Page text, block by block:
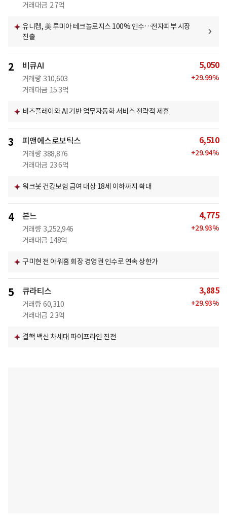
거래대금 2.7억
유니켐, 美 루미아 테크놀로지스 100% 인수…전자피부 시장
진출
2 비큐AI
거래량 310,603
거래대금 15.3억
5,050
+29.99%
비즈플레이와 AI 기반 업무자동화 서비스 전략적 제휴
3 피앤에스로보틱스
거래량 388,876
거래대금 23.6억
6,510
+29.94%
워크봇 건강보험 급여 대상 18세 이하까지 확대
4 본느
거래량 3,252,946
거래대금 148억
4,775
+29.93%
구미현 전 아워홈 회장 경영권 인수로 연속 상한가
5 큐라티스
거래량 60,310
거래대금 2.3억
3,885
+29.93%
결핵 백신 차세대 파이프라인 진전